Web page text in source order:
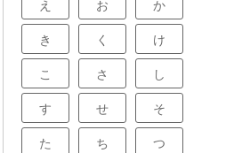
え お か
き く け
こ さ し
す せ そ
た ち つ